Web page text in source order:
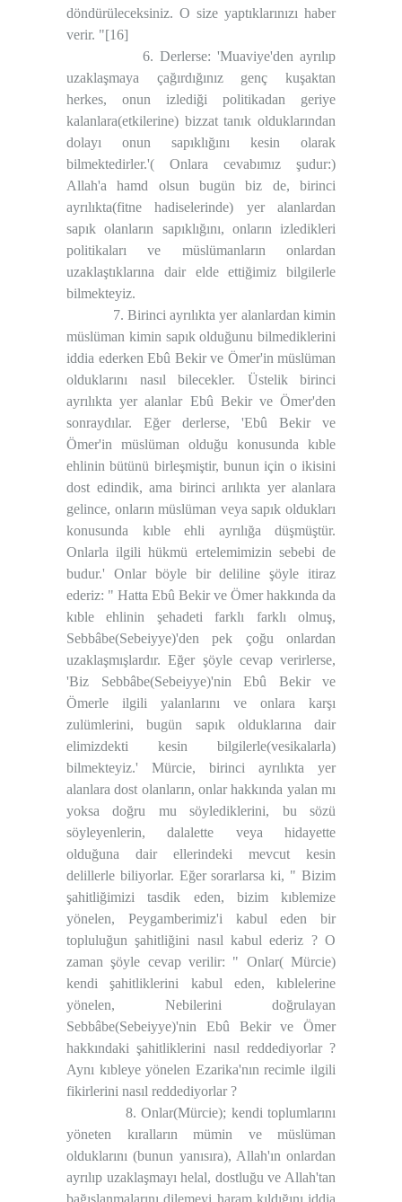
döndürüleceksiniz. O size yaptıklarınızı haber
verir. "[16]
6. Derlerse: 'Muaviye'den ayrılıp
uzaklaşmaya çağırdığınız genç kuşaktan
herkes, onun izlediği politikadan geriye
kalanlara(etkilerine) bizzat tanık olduklarından
dolayı onun sapıklığını kesin olarak
bilmektedirler.'( Onlara cevabımız şudur:)
Allah'a hamd olsun bugün biz de, birinci
ayrılıkta(fitne hadiselerinde) yer alanlardan
sapık olanların sapıklığını, onların izledikleri
politikaları ve müslümanların onlardan
uzaklaştıklarına dair elde ettiğimiz bilgilerle
bilmekteyiz.
7. Birinci ayrılıkta yer alanlardan kimin
müslüman kimin sapık olduğunu bilmediklerini
iddia ederken Ebû Bekir ve Ömer'in müslüman
olduklarını nasıl bilecekler. Üstelik birinci
ayrılıkta yer alanlar Ebû Bekir ve Ömer'den
sonraydılar. Eğer derlerse, 'Ebû Bekir ve
Ömer'in müslüman olduğu konusunda kıble
ehlinin bütünü birleşmiştir, bunun için o ikisini
dost edindik, ama birinci arılıkta yer alanlara
gelince, onların müslüman veya sapık oldukları
konusunda kıble ehli ayrılığa düşmüştür.
Onlarla ilgili hükmü ertelemimizin sebebi de
budur.' Onlar böyle bir deliline şöyle itiraz
ederiz: " Hatta Ebû Bekir ve Ömer hakkında da
kıble ehlinin şehadeti farklı farklı olmuş,
Sebbâbe(Sebeiyye)'den pek çoğu onlardan
uzaklaşmışlardır. Eğer şöyle cevap verirlerse,
'Biz Sebbâbe(Sebeiyye)'nin Ebû Bekir ve
Ömerle ilgili yalanlarını ve onlara karşı
zulümlerini, bugün sapık olduklarına dair
elimizdekti kesin bilgilerle(vesikalarla)
bilmekteyiz.' Mürcie, birinci ayrılıkta yer
alanlara dost olanların, onlar hakkında yalan mı
yoksa doğru mu söylediklerini, bu sözü
söyleyenlerin, dalalette veya hidayette
olduğuna dair ellerindeki mevcut kesin
delillerle biliyorlar. Eğer sorarlarsa ki, " Bizim
şahitliğimizi tasdik eden, bizim kıblemize
yönelen, Peygamberimiz'i kabul eden bir
topluluğun şahitliğini nasıl kabul ederiz ? O
zaman şöyle cevap verilir: " Onlar( Mürcie)
kendi şahitliklerini kabul eden, kıblelerine
yönelen, Nebilerini doğrulayan
Sebbâbe(Sebeiyye)'nin Ebû Bekir ve Ömer
hakkındaki şahitliklerini nasıl reddediyorlar ?
Aynı kıbleye yönelen Ezarika'nın recimle ilgili
fikirlerini nasıl reddediyorlar ?
8. Onlar(Mürcie); kendi toplumlarını
yöneten kıralların mümin ve müslüman
olduklarını (bunun yanısıra), Allah'ın onlardan
ayrılıp uzaklaşmayı helal, dostluğu ve Allah'tan
bağışlanmalarını dilemeyi haram kıldığını iddia